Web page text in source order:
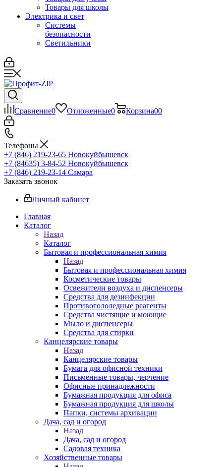
Товары для школы
Электрика и свет
Системы
безопасности
Светильники
Сравнение0 Отложенные0 Корзина00
Телефоны
+7 (846) 219-23-65 Новокуйбышевск
+7 (84635) 3-84-52 Новокуйбышевск
+7 (846) 219-23-14 Самара
Заказать звонок
Личный кабинет
Главная
Каталог
Назад
Каталог
Бытовая и профессиональная химия
Назад
Бытовая и профессиональная химия
Косметические товары
Освежители воздуха и диспенсеры
Средства для дезинфекции
Противогололедные реагенты
Средства чистящие и моющие
Мыло и диспенсеры
Средства для стирки
Канцелярские товары
Назад
Канцелярские товары
Бумага для офисной техники
Письменные товары, черчение
Офисные принадлежности
Бумажная продукция для офиса
Бумажная продукция для школы
Папки, системы архивации
Дача, сад и огород
Назад
Дача, сад и огород
Садовая техника
Хозяйственные товары